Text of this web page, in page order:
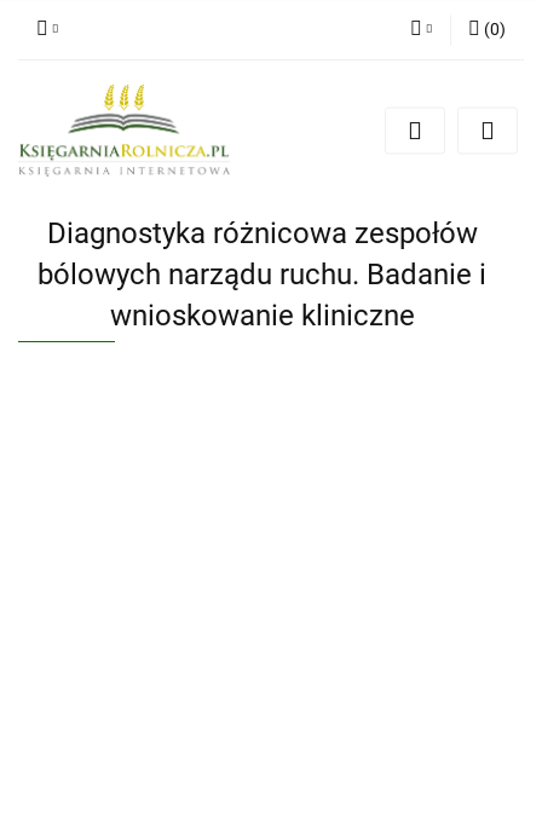
Zarejestruj się
(0)
Diagnostyka różnicowa zespołów
bólowych narządu ruchu. Badanie i
wnioskowanie kliniczne